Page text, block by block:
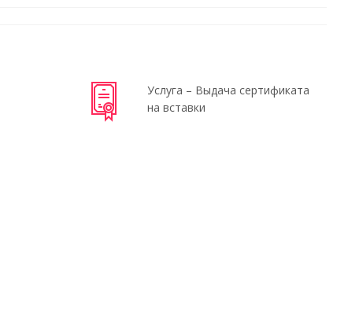
Услуга – Выдача сертификата
на вставки